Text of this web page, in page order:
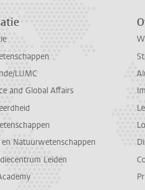
LUMC
and Global Affairs
Natuurwetenschappen
Leiden